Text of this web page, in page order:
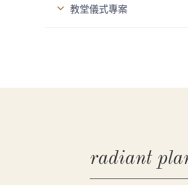
教堂儀式專案
radiant